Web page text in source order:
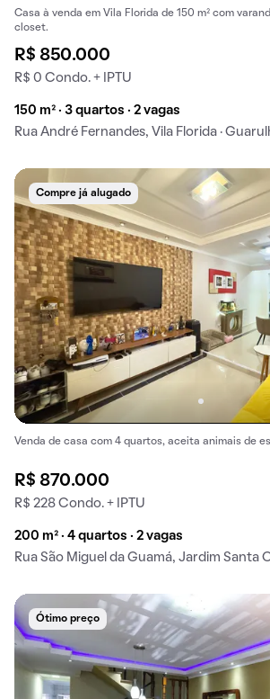
Casa à venda em Vila Florida de 150 m² com
closet.
R$ 850.000
R$ 0 Condo. + IPTU
150 m² · 3 quartos · 2 vagas
Rua André Fernandes, Vila Florida ·
Compre já alugado
Venda de casa com 4 quartos, aceita animais de
R$ 870.000
R$ 228 Condo. + IPTU
200 m² · 4 quartos · 2 vagas
Rua São Miguel da Guamá, Jardim Santa
Ótimo preço